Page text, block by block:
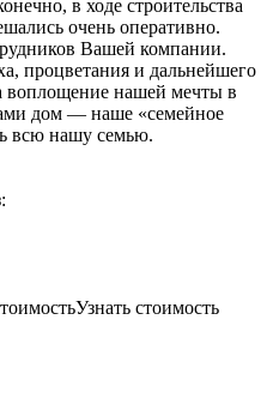
в ходе строительства
очень оперативно.
Вашей компании.
процветания и дальнейшего
воплощение нашей мечты в
дом — наше «семейное
всю нашу семью.
Узнать стоимость